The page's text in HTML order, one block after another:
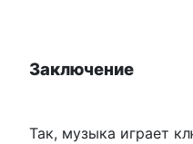
Заключение
Так, музыка играет